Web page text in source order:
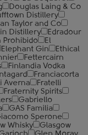
Douglas Laing & Co
Distillery
Taylor and Co
Distillery
Edradour
Prohibido
El
Elephant Gin
Ethical
Fettercairn
Finlandia Vodka
Franciacorta
Averna
Fratelli
Fraternity Spirits
Gabriello
GAS Familia
Sperone
Whisky
Glasgow